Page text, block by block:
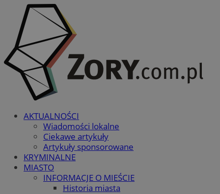
AKTUALNOŚCI
Wiadomości lokalne
Ciekawe artykuły
Artykuły sponsorowane
KRYMINALNE
MIASTO
INFORMACJE O MIEŚCIE
Historia miasta